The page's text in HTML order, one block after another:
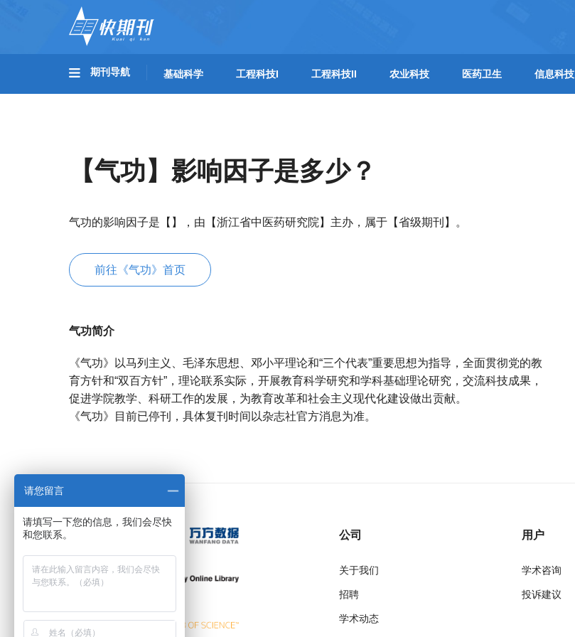
期刊导航 基础科学 工程科技I 工程科技II 农业科技 医药卫生 信息科技
【气功】影响因子是多少？
气功的影响因子是【】，由【浙江省中医药研究院】主办，属于【省级期刊】。
前往《气功》首页
气功简介
《气功》以马列主义、毛泽东思想、邓小平理论和“三个代表”重要思想为指导，全面贯彻党的教
育方针和“双百方针”，理论联系实际，开展教育科学研究和学科基础理论研究，交流科技成果，
促进学院教学、科研工作的发展，为教育改革和社会主义现代化建设做出贡献。
《气功》目前已停刊，具体复刊时间以杂志社官方消息为准。
公司
关于我们
招聘
学术动态
用户
学术咨询
投诉建议
请您留言
请填写一下您的信息，我们会尽快
和您联系。